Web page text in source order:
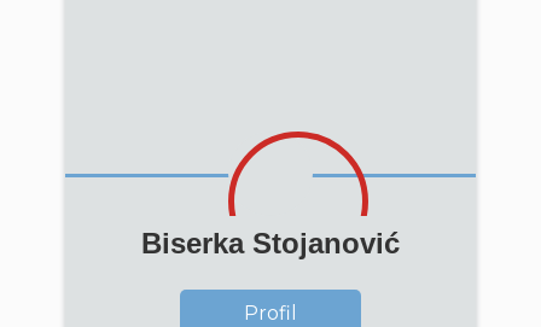
Biserka Stojanović
Profil